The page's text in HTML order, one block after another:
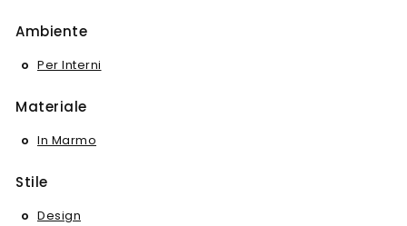
Ambiente
Per Interni
Materiale
In Marmo
Stile
Design